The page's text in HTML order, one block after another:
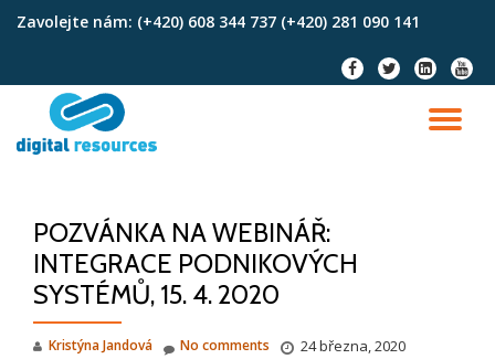
Zavolejte nám: (+420) 608 344 737 (+420) 281 090 141
fa-
facebook
fa-
twitter
fa-
linkedin-
square
fa-
POZVÁNKA NA WEBINÁŘ:
INTEGRACE PODNIKOVÝCH
SYSTÉMŮ, 15. 4. 2020
Kristýna Jandová 24 března, 2020
No comments